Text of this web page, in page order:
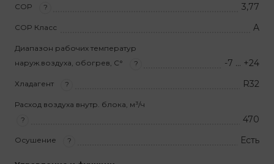
COP ? 3,77
COP Класс A
Диапазон рабочих температур
наруж.воздуха, обогрев, С°
? -7 … +24
Хладагент ? R32
Расход воздуха внутр. блока, м³/ч
?
470
Осушение ? Есть